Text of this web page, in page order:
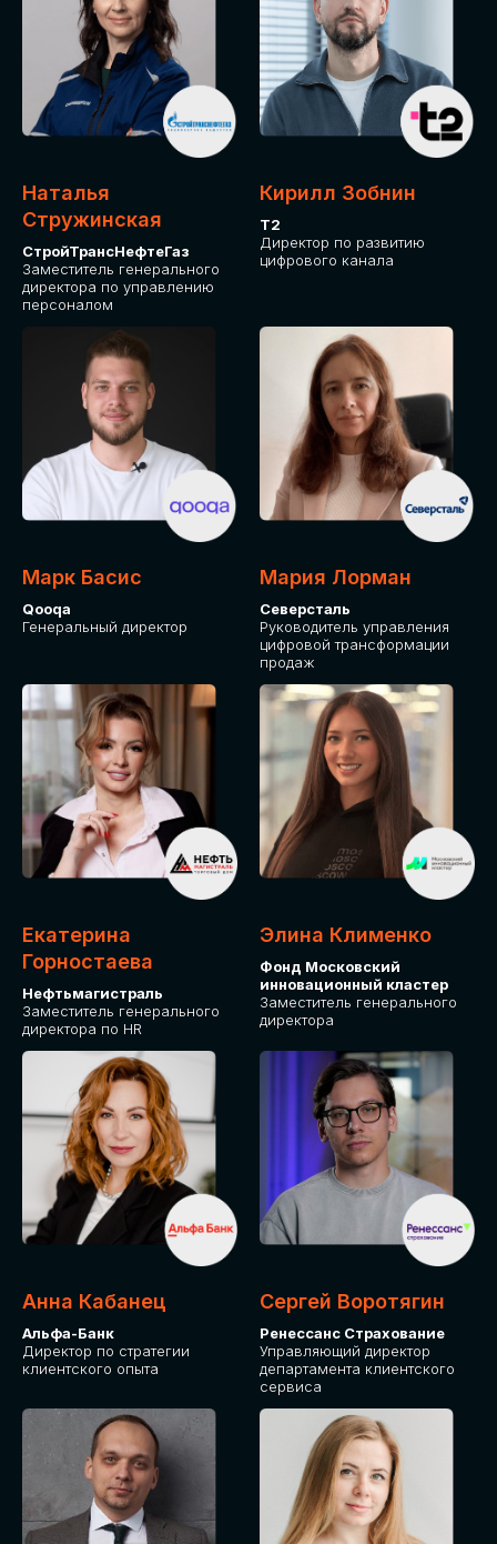
Наталья
Стружинская
СтройТрансНефтеГаз
Заместитель генерального
директора по управлению
персоналом
Кирилл Зобнин
Т2
Директор по развитию
цифрового канала
Марк Басис
Qooqa
Генеральный директор
Мария Лорман
Северсталь
Руководитель управления
цифровой трансформации
продаж
Екатерина
Горностаева
Нефтьмагистраль
Заместитель генерального
директора по HR
Элина Клименко
Фонд Московский
инновационный кластер
Заместитель генерального
директора
Анна Кабанец
Альфа-Банк
Директор по стратегии
клиентского опыта
Сергей Воротягин
Ренессанс Страхование
Управляющий директор
департамента клиентского
сервиса
Приглашаем стать спикером GLOBAL
TECH FORUM и поделиться своим
опытом и экспертизой. Будем рады
сотрудничеству!
IT Solutions for Business
СРЕДИ ПАРТНЕРОВ
МЕРОПРИЯТИЯ
Приглашаем стать партнером GLOBAL
TECH FORUM и презентовать ваши
решения целевой аудитории. Будем
рады сотрудничеству!
СТАНЬТЕ
ЭКСПОНЕНТОМ
ПОДАТЬ ЗАЯВКУ
IT Solutions for Business
СТОИМОСТЬ
УЧАСТИЯ